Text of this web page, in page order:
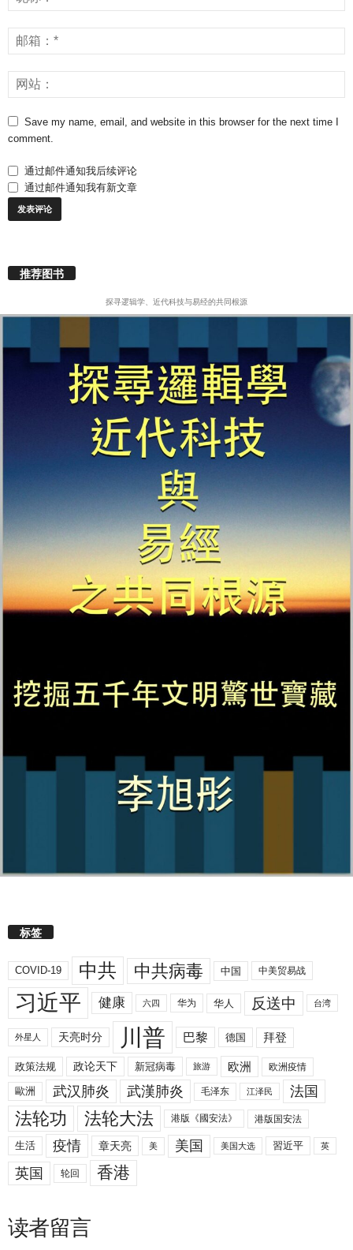
Save my name, email, and website in this browser for the next time I
comment.
通过邮件通知我后续评论
通过邮件通知我有新文章
推荐图书
探寻逻辑学、近代科技与易经的共同根源
标签
COVID-19 中共 中共病毒 中国 中美贸易战
习近平 健康 六四 华为 华人 反送中 台湾
外星人 天亮时分 川普 巴黎 德国 拜登
政策法规 政论天下 新冠病毒 旅游 欧洲 欧洲疫情
歐洲 武汉肺炎 武漢肺炎 毛泽东 江泽民 法国
法轮功 法轮大法 港版《國安法》 港版国安法
生活 疫情 章天亮 美 美国 美国大选 習近平 英
英国 轮回 香港
读者留言